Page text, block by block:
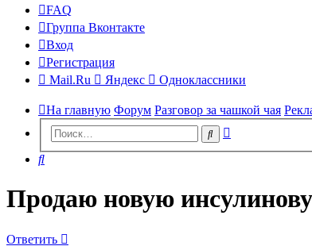
FAQ
Группа Вконтакте
Вход
Регистрация
Mail.Ru
Яндекс Одноклассники
На главную Форум Разговор за чашкой чая
Поиск
Поиск
Продаю новую
Ответить